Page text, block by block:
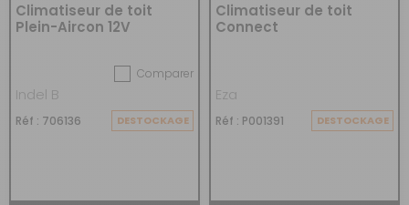
Climatiseur de toit
Plein-Aircon 12V
Comparer
Indel B
Réf : 706136 DESTOCKAGE
Climatiseur de toit
Connect
Eza
Réf : P001391 DESTOCKAGE